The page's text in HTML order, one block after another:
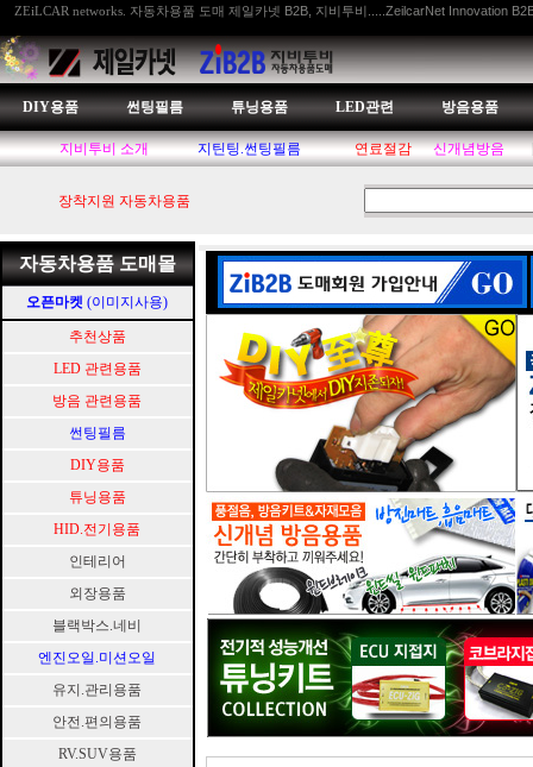
ZEiLCAR networks. 자동차용품 도매 제일카넷 B2B, 지비투비.....ZeilcarNet Innovation
DIY용품 썬팅필름 튜닝용품 LED관련 방음용품
지비투비 소개 지틴팅.썬팅필름 연료절감 신개념방음
장착지원 자동차용품
자동차용품 도매몰
오픈마켓 (이미지사용)
추천상품
LED 관련용품
방음 관련용품
썬팅필름
DIY용품
튜닝용품
HID.전기용품
인테리어
외장용품
블랙박스.네비
엔진오일.미션오일
유지.관리용품
안전.편의용품
RV.SUV용품